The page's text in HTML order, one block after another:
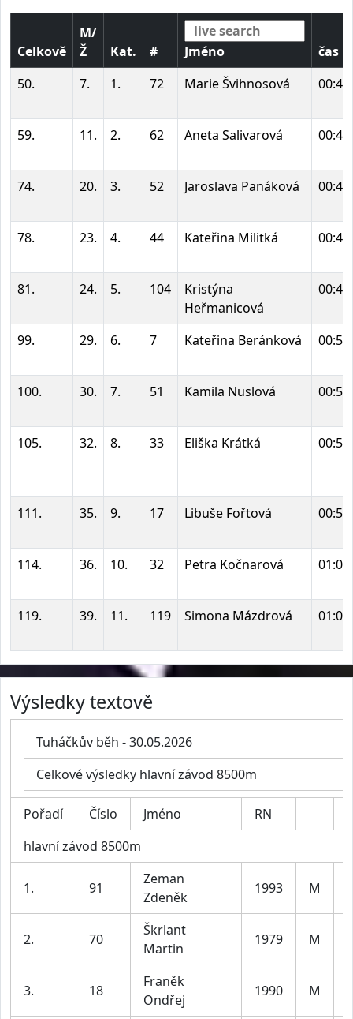
Celkově
M/
Ž
Kat. # Jméno
čas
50.
7. 1. 72 Marie Švihnosová
59. 11. 2. 62 Aneta Salivarová
74. 20. 3. 52 Jaroslava Panáková
78. 23. 4. 44 Kateřina Militká
81. 24. 5. 104
Kristýna
Heřmanicová
99. 29. 6. 7 Kateřina Beránková
100. 30. 7. 51 Kamila Nuslová
105. 32. 8. 33 Eliška Krátká
111. 35. 9. 17 Libuše Fořtová
114. 36. 10. 32 Petra Kočnarová
119. 39. 11. 119 Simona Mázdrová
Výsledky textově
Tuháčkův běh - 30.05.2026
Celkové výsledky hlavní závod 8500m
Pořadí Číslo Jméno RN
hlavní závod 8500m
1. 91
Zeman
Zdeněk
1993 M
2. 70
Škrlant
Martin
1979 M
3. 18
Franěk
Ondřej
1990 M